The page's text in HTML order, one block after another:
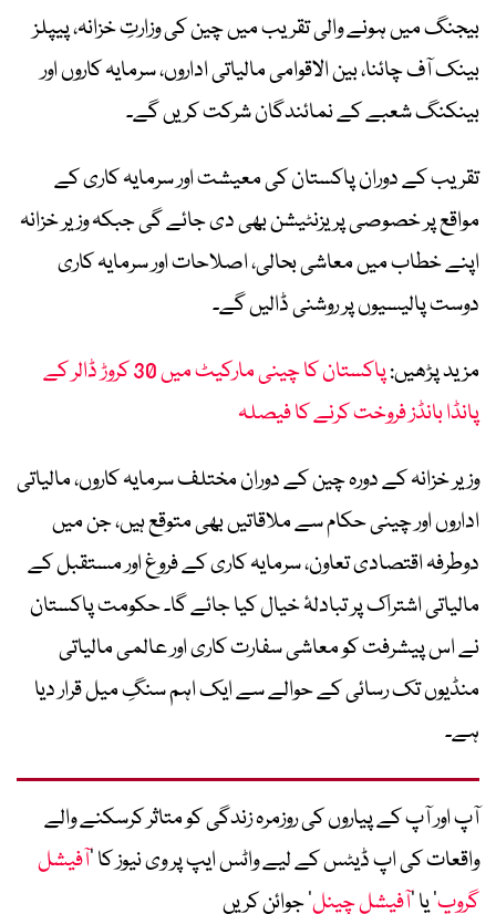
بیجنگ میں ہونے والی تقریب میں چین کی وزارتِ خزانہ، پیپلز
بینک آف چائنا، بین الاقوامی مالیاتی اداروں، سرمایہ کاروں اور
بینکنگ شعبے کے نمائندگان شرکت کریں گے۔
تقریب کے دوران پاکستان کی معیشت اور سرمایہ کاری کے
مواقع پر خصوصی پریزنٹیشن بھی دی جائے گی جبکہ وزیر خزانہ
اپنے خطاب میں معاشی بحالی، اصلاحات اور سرمایہ کاری
دوست پالیسیوں پر روشنی ڈالیں گے۔
مزید پڑھیں:
پاکستان کا چینی مارکیٹ میں 30 کروڑ ڈالر کے
پانڈا بانڈز فروخت کرنے کا فیصلہ
وزیر خزانہ کے دورہ چین کے دوران مختلف سرمایہ کاروں، مالیاتی
اداروں اور چینی حکام سے ملاقاتیں بھی متوقع ہیں، جن میں
دوطرفہ اقتصادی تعاون، سرمایہ کاری کے فروغ اور مستقبل کے
مالیاتی اشتراک پر تبادلۂ خیال کیا جائے گا۔ حکومت پاکستان
نے اس پیشرفت کو معاشی سفارت کاری اور عالمی مالیاتی
منڈیوں تک رسائی کے حوالے سے ایک اہم سنگِ میل قرار دیا
ہے۔
آپ اور آپ کے پیاروں کی روزمرہ زندگی کو متاثر کرسکنے والے
واقعات کی اپ ڈیٹس کے لیے واٹس ایپ پر وی نیوز کا ’آفیشل
گروپ‘ یا ’آفیشل چینل‘ جوائن کریں